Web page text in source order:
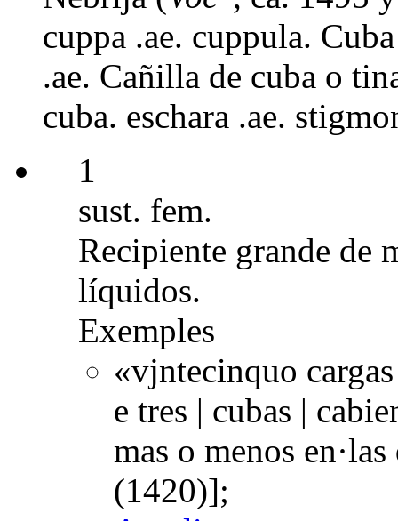
cuppa .ae. cuppula.
.ae. Cañilla de cuba o
cuba. eschara .ae.
1
sust. fem.
Recipiente grande de
líquidos.
Exemples
«vjntecinquo
e tres | cubas |
mas o menos
(1420)];